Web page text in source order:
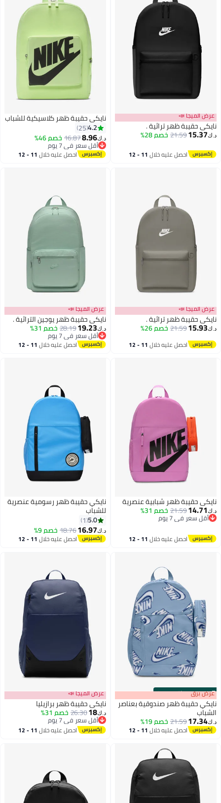
عرض الميجا 📣
نايكي حقيبة ظهر تراثية .
د.ك‏15.37
21.59خصم 28%
احصل عليه خلال 11 - 12
5
نايكي حقيبة ظهر كلاسيكية للشباب
4.2
25
د.ك‏8.96
16.87خصم 46%
أقل سعر في 7 يوم
أقل سعر في 7 يوماحصل عليه خلال 11 - 12
عرض الميجا 📣
نايكي حقيبة ظهر تراثية .
د.ك‏15.93
21.59خصم 26%
احصل عليه خلال 11 - 12
عرض الميجا 📣
نايكي حقيبة ظهر يوجين التراثية .
د.ك‏19.23
28.19خصم 31%
أقل سعر في 7 يوم
أقل سعر في 7 يوماحصل عليه خلال 11 - 12
نايكي حقيبة ظهر شبابية عنصرية
د.ك‏14.71
21.59خصم 31%
أقل سعر في 7 يوم
أقل سعر في 7 يوم
احصل عليه خلال 11 - 12
نايكي حقيبة ظهر رسومية عنصرية
للشباب
5.0
1
د.ك‏16.97
18.76خصم 9%
احصل عليه خلال 11 - 12
00m:00s
·باقي 100%
3
عرض برق
نايكي حقيبة ظهر صندوقية بعناصر
الشباب
د.ك‏17.34
21.59خصم 19%
احصل عليه خلال 11 - 12
اغسطس
عرض الميجا 📣
نايكي حقيبة ظهر برازيليا
د.ك‏18
26.30خصم 31%
أقل سعر في 7 يوم
أقل سعر في 7 يوماحصل عليه خلال 11 - 12
اغسطس